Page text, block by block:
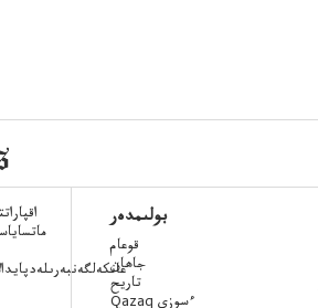
بولىمدەر
قوعام
جاھان
تاريح
Qazaq ءسوزى